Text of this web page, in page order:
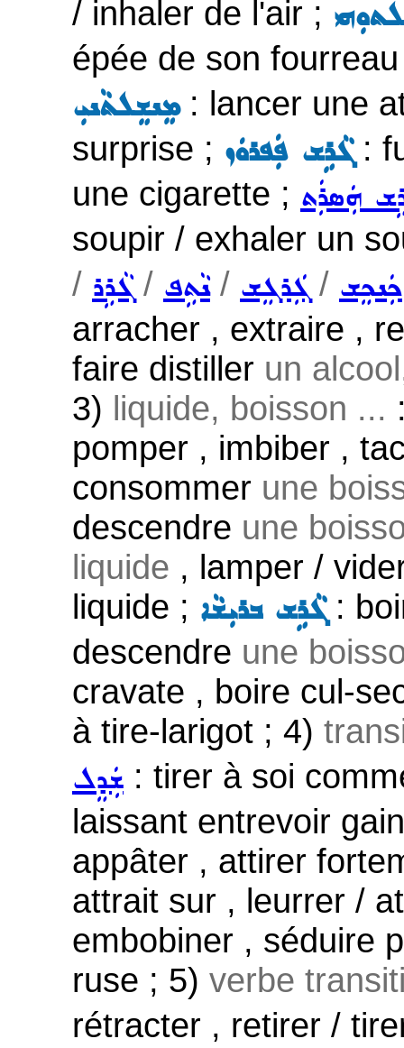
/ inhaler de l'air ;
épée de son
ܡܸܢܫܸܠܬܵܢܝܼ: lancer une
surprise ; ܓܵܪܹܫ ܦܲܦܪܘܿܙ:
une cigarette ; ܗܲܣܪܲܬ
soupir / exhaler un
/ ܓܵܪܹܪ/ ܢܵܬܹܦ/ ܓܲܪܓܸܫ / ܟܲܢܟܸܫ
arracher , extraire ,
faire distiller un
3) liquide, boisson ...
pomper , imbiber ,
consommer une
descendre une
liquide , lamper /
liquide ; ܓܵܪܹܫ ܒܪܝܼܫܵܐ:
descendre une
cravate , boire cul-
à tire-larigot ; 4)
ܫܲܕܸܠ : tirer à soi
laissant entrevoir
appâter , attirer
attrait sur , leurrer /
embobiner , séduire
ruse ; 5) verbe
rétracter , retirer /